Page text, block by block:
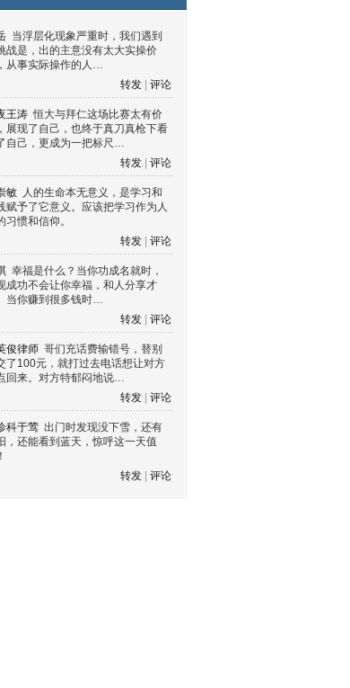
当浮层化现象严重时，我们遇到
战是，出的主意没有太大实操价
从事实际操作的人…
转发
评论
王涛 恒大与拜仁这场比赛太有价
展现了自己，也终于真刀真枪下看
自己，更成为一把标尺…
转发
评论
敏 人的生命本无意义，是学习和
赋予了它意义。应该把学习作为人
习惯和信仰。
转发
评论
幸福是什么？当你功成名就时，
成功不会让你幸福，和人分享才
当你赚到很多钱时…
转发
评论
俊律师 哥们充话费输错号，替别
了100元，就打过去电话想让对方
回来。对方特郁闷地说…
转发
评论
科于莺 出门时发现没下雪，还有
，还能看到蓝天，惊呼这一天值
转发
评论